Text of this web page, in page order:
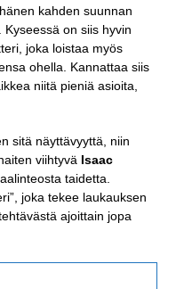
kahden suunnan
on siis hyvin
joka loistaa myös
ohella. Kannattaa siis
niitä pieniä asioita,
sitä näyttävyyttä, niin
viihtyvä Isaac
taidetta.
joka tekee laukauksen
ajoittain jopa